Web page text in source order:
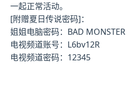
一起正常活动。
[附赠夏日传说密码]：
姐姐电脑密码：BAD MONSTER
电视频道账号：L6bv12R
电视频道密码：12345